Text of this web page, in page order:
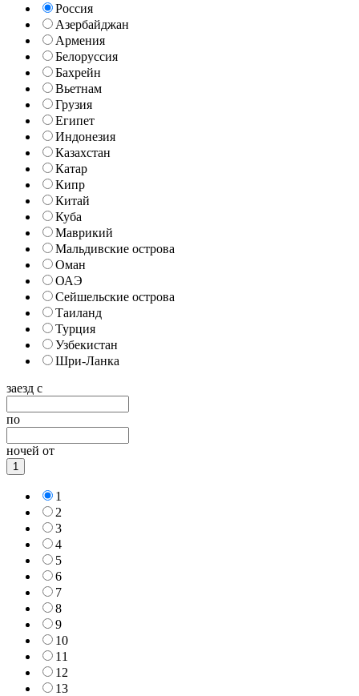
Россия
Азербайджан
Армения
Белоруссия
Бахрейн
Вьетнам
Грузия
Египет
Индонезия
Казахстан
Катар
Кипр
Китай
Куба
Маврикий
Мальдивские острова
Оман
ОАЭ
Сейшельские острова
Таиланд
Турция
Узбекистан
Шри-Ланка
заезд с
по
ночей от
1
1
2
3
4
5
6
7
8
9
10
11
12
13